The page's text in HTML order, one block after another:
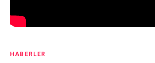
HABERLER